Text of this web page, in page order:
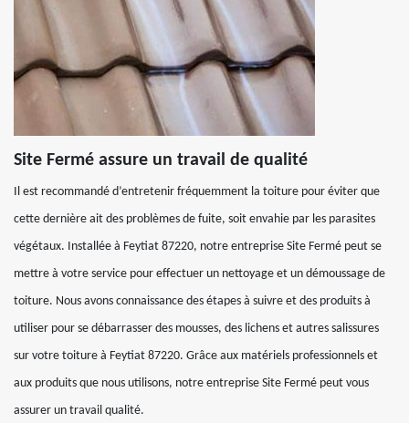
Site Fermé assure un travail de qualité
Il est recommandé d’entretenir fréquemment la toiture pour éviter que
cette dernière ait des problèmes de fuite, soit envahie par les parasites
végétaux. Installée à Feytiat 87220, notre entreprise Site Fermé peut se
mettre à votre service pour effectuer un nettoyage et un démoussage de
toiture. Nous avons connaissance des étapes à suivre et des produits à
utiliser pour se débarrasser des mousses, des lichens et autres salissures
sur votre toiture à Feytiat 87220. Grâce aux matériels professionnels et
aux produits que nous utilisons, notre entreprise Site Fermé peut vous
assurer un travail qualité.